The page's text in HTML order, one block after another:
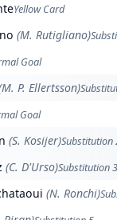
Yellow Card
(M. Rutigliano)
Goal
P. Ellertsson)
Goal
(S. Kosijer)Substitution
(C. D'Urso)Substitution 3
(N. Ronchi)